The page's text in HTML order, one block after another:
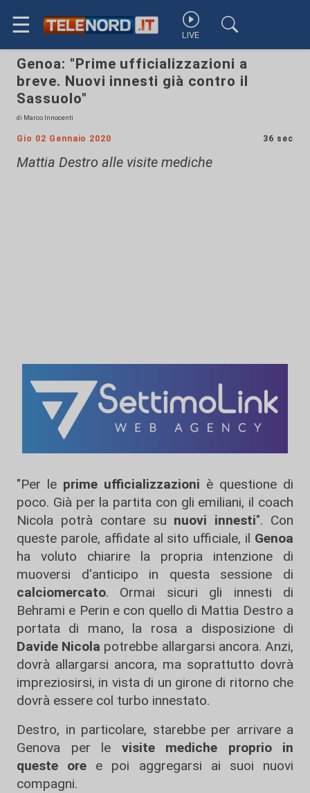
☰ LIVE
Genoa: "Prime ufficializzazioni a
breve. Nuovi innesti già contro il
Sassuolo"
di Marco Innocenti
Gio 02 Gennaio 2020 36 sec
Mattia Destro alle visite mediche
"Per le prime ufficializzazioni è questione di
poco. Già per la partita con gli emiliani, il coach
Nicola potrà contare su nuovi innesti". Con
queste parole, affidate al sito ufficiale, il Genoa
ha voluto chiarire la propria intenzione di
muoversi d'anticipo in questa sessione di
calciomercato. Ormai sicuri gli innesti di
Behrami e Perin e con quello di Mattia Destro a
portata di mano, la rosa a disposizione di
Davide Nicola potrebbe allargarsi ancora. Anzi,
dovrà allargarsi ancora, ma soprattutto dovrà
impreziosirsi, in vista di un girone di ritorno che
dovrà essere col turbo innestato.
Destro, in particolare, starebbe per arrivare a
Genova per le visite mediche proprio in
queste ore e poi aggregarsi ai suoi nuovi
compagni.